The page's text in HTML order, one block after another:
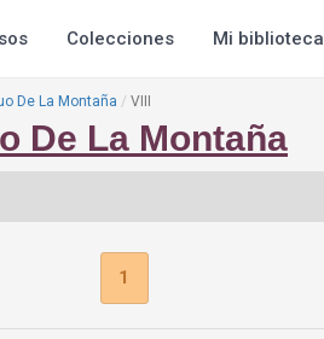
Colecciones Mi biblioteca
De La Montaña VIII
De La Montaña
1